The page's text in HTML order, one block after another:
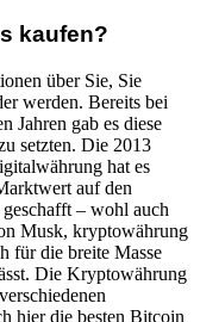
kaufen?
über Sie, Sie
werden. Bereits bei
Jahren gab es diese
setzten. Die 2013
hat es
auf den
– wohl auch
Musk, kryptowährung
für die breite Masse
Die Kryptowährung
hier die besten Bitcoin